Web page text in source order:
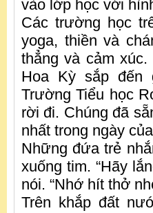
vào lớp học với
Các trường học
yoga, thiền và
thẳng và cảm
Hoa Kỳ sắp đến
Trường Tiểu học
rời đi. Chúng đã
nhất trong ngày
Những đứa trẻ
xuống tim. “Hãy
nói. “Nhớ hít thở
Trên khắp đất